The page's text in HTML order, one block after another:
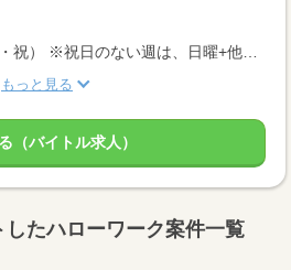
◎完全週休2日制（日・祝） ※祝日のない週は、日曜+他1日休み ◎長期休暇あり （GW/夏季休暇/年末年始） ◎年間休日120日以上 ◎有給休暇／半日休暇OK
もっと見る
（バイトル求人）
たハローワーク案件一覧